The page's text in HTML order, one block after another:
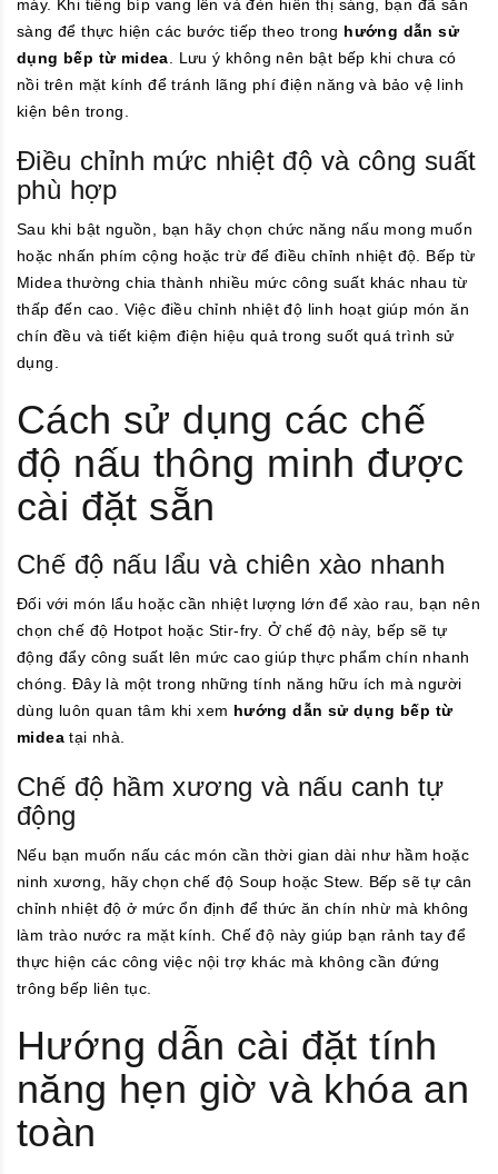
máy. Khi tiếng bíp vang lên và đèn hiển thị sáng, bạn đã sẵn
sàng để thực hiện các bước tiếp theo trong hướng dẫn sử
dụng bếp từ midea . Lưu ý không nên bật bếp khi chưa có
nồi trên mặt kính để tránh lãng phí điện năng và bảo vệ linh
kiện bên trong.
Điều chỉnh mức nhiệt độ và công suất
phù hợp
Sau khi bật nguồn, bạn hãy chọn chức năng nấu mong muốn
hoặc nhấn phím cộng hoặc trừ để điều chỉnh nhiệt độ. Bếp từ
Midea thường chia thành nhiều mức công suất khác nhau từ
thấp đến cao. Việc điều chỉnh nhiệt độ linh hoạt giúp món ăn
chín đều và tiết kiệm điện hiệu quả trong suốt quá trình sử
dụng.
Cách sử dụng các chế
độ nấu thông minh được
cài đặt sẵn
Chế độ nấu lẩu và chiên xào nhanh
Đối với món lẩu hoặc cần nhiệt lượng lớn để xào rau, bạn nên
chọn chế độ Hotpot hoặc Stir-fry. Ở chế độ này, bếp sẽ tự
động đẩy công suất lên mức cao giúp thực phẩm chín nhanh
chóng. Đây là một trong những tính năng hữu ích mà người
dùng luôn quan tâm khi xem hướng dẫn sử dụng bếp từ
midea tại nhà.
Chế độ hầm xương và nấu canh tự
động
Nếu bạn muốn nấu các món cần thời gian dài như hầm hoặc
ninh xương, hãy chọn chế độ Soup hoặc Stew. Bếp sẽ tự cân
chỉnh nhiệt độ ở mức ổn định để thức ăn chín nhừ mà không
làm trào nước ra mặt kính. Chế độ này giúp bạn rảnh tay để
thực hiện các công việc nội trợ khác mà không cần đứng
trông bếp liên tục.
Hướng dẫn cài đặt tính
năng hẹn giờ và khóa an
toàn